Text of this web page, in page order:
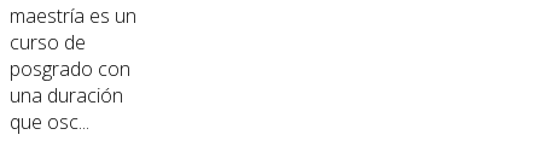
maestría es un
curso de
posgrado con
una duración
que osc...